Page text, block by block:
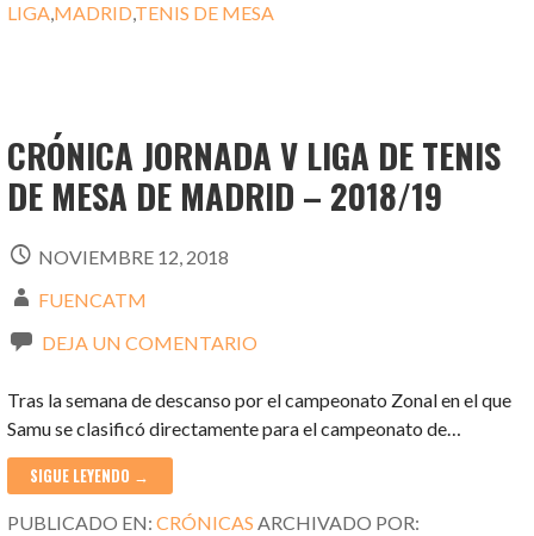
LIGA,MADRID,TENIS DE MESA
CRÓNICA JORNADA V LIGA DE TENIS
DE MESA DE MADRID – 2018/19
NOVIEMBRE 12, 2018
FUENCATM
DEJA UN COMENTARIO
Tras la semana de descanso por el campeonato Zonal en el que
Samu se clasificó directamente para el campeonato de…
SIGUE LEYENDO →
PUBLICADO EN:CRÓNICAS ARCHIVADO POR: